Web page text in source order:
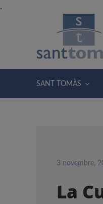
.
SANT TOMÀS
3 novembre,
La